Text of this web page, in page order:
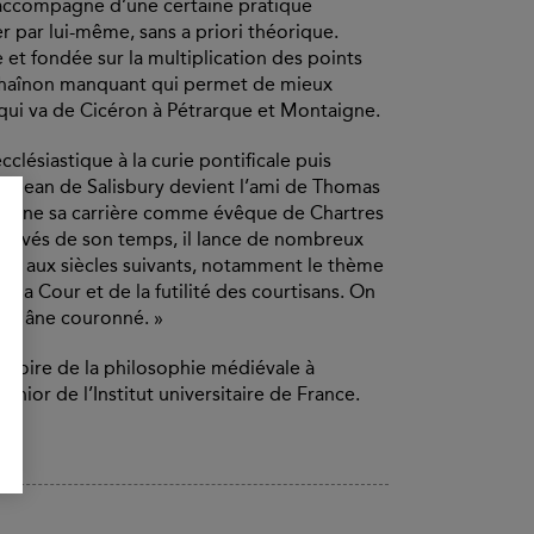
d’une certaine pratique
lui-même, sans a priori théorique.
et fondée sur la multiplication des points
manquant qui permet de mieux
va de Cicéron à Pétrarque et Montaigne.
à la curie pontificale puis
Jean de Salisbury devient l’ami de Thomas
sa carrière comme évêque de Chartres
de son temps, il lance de nombreux
aux siècles suivants, notamment le thème
la Cour et de la futilité des courtisans. On
âne couronné. »
de la philosophie médiévale à
de l’Institut universitaire de France.